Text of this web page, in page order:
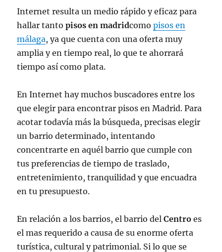
Internet resulta un medio rápido y eficaz para
hallar tantopisos en madridcomopisos en
málaga, ya que cuenta con una oferta muy
amplia y en tiempo real, lo que te ahorrará
tiempo así como plata.
En Internet hay muchos buscadores entre los
que elegir para encontrar pisos en Madrid. Para
acotar todavía más la búsqueda, precisas elegir
un barrio determinado, intentando
concentrarte en aquél barrio que cumple con
tus preferencias de tiempo de traslado,
entretenimiento, tranquilidad y que encuadra
en tu presupuesto.
En relación a los barrios, el barrio delCentro es
el mas requerido a causa de su enorme oferta
turística, cultural y patrimonial. Si lo que se